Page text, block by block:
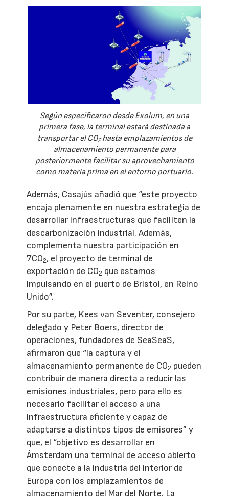
Según especificaron desde Exolum, en una
primera fase, la terminal estará destinada a
transportar el CO2hasta emplazamientos de
almacenamiento permanente para
posteriormente facilitar su aprovechamiento
como materia prima en el entorno portuario.
Además, Casajús añadió que “este proyecto
encaja plenamente en nuestra estrategia de
desarrollar infraestructuras que faciliten la
descarbonización industrial. Además,
complementa nuestra participación en
7CO2, el proyecto de terminal de
exportación de CO2 que estamos
impulsando en el puerto de Bristol, en Reino
Unido”.
Por su parte, Kees van Seventer, consejero
delegado y Peter Boers, director de
operaciones, fundadores de SeaSeaS,
afirmaron que “la captura y el
almacenamiento permanente de CO2 pueden
contribuir de manera directa a reducir las
emisiones industriales, pero para ello es
necesario facilitar el acceso a una
infraestructura eficiente y capaz de
adaptarse a distintos tipos de emisores” y
que, el “objetivo es desarrollar en
Ámsterdam una terminal de acceso abierto
que conecte a la industria del interior de
Europa con los emplazamientos de
almacenamiento del Mar del Norte. La